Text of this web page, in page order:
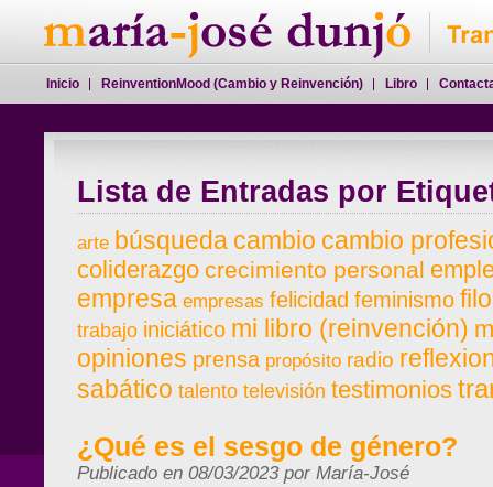
Lista de Entradas por
arte búsqueda cambio cambio
coliderazgo crecimiento personal
empresa empresas felicidad feminismo
trabajo iniciático mi libro (reinvención)
opiniones prensa propósito radio
sabático talento televisión testimonios
¿Qué es el sesgo de género?
Publicado en 08/03/2023 por María-José
Inicio ReinventionMood (Cambio y Reinvención) Libro